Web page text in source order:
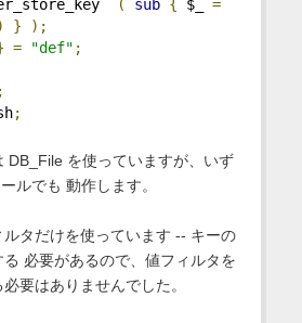
( sub { $_ =
}
);
= "def" ;
;
DB_File を使っていますが、いず
ルでも 動作します。
タだけを使っています -- キーの
必要があるので、値フィルタを
要はありませんでした。